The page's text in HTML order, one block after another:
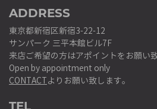
ADDRESS
東京都新宿区新宿3-22-12
サンパーク 三平本館ビル7F
来店ご希望の方はアポイントをお願い致
Open by appointment only
CONTACTよりお願い致します。
TEL